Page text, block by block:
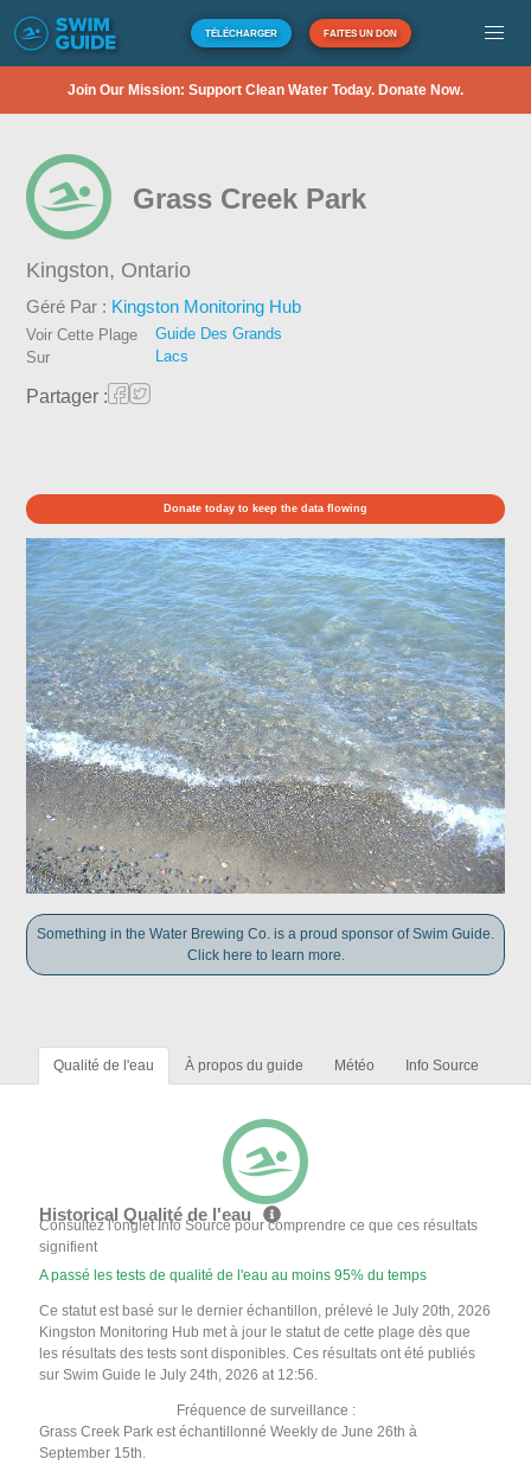
TÉLÉCHARGER FAITES UN DON
Join Our Mission: Support Clean Water Today. Donate Now.
Grass Creek Park
Kingston, Ontario
Géré Par : Kingston Monitoring Hub
Voir Cette Plage
Sur
Guide Des Grands
Lacs
Partager :
Donate today to keep the data flowing
Something in the Water Brewing Co. is a proud sponsor of Swim Guide.
Click here to learn more.
Qualité de l'eau À propos du guide Météo Info Source
Historical Qualité de l'eau
Consultez l'onglet Info Source pour comprendre ce que ces résultats
signifient
A passé les tests de qualité de l'eau au moins 95% du temps
Ce statut est basé sur le dernier échantillon, prélevé le July 20th, 2026
Kingston Monitoring Hub met à jour le statut de cette plage dès que
les résultats des tests sont disponibles. Ces résultats ont été publiés
sur Swim Guide le July 24th, 2026 at 12:56.
Fréquence de surveillance :
Grass Creek Park est échantillonné Weekly de June 26th à
September 15th.